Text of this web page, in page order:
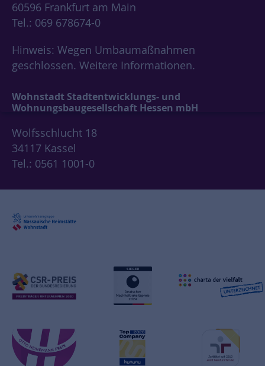
60596 Frankfurt am Main
Tel.: 069 678674-0
Hinweis: Wegen Umbaumaßnahmen
geschlossen. Weitere Informationen.
Wohnstadt Stadtentwicklungs- und
Wohnungsbaugesellschaft Hessen mbH
Wolfsschlucht 18
34117 Kassel
Tel.: 0561 1001-0